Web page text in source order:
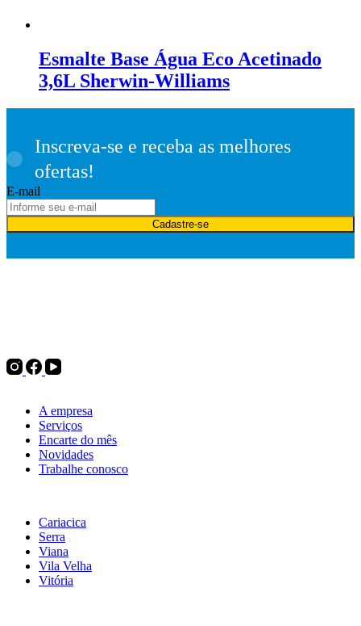
Esmalte Base Água Eco Acetinado
3,6L Sherwin-Williams
Inscreva-se e receba as melhores
ofertas!
E-mail
Cadastre-se
A empresa
Serviços
Encarte do mês
Novidades
Trabalhe conosco
Cariacica
Serra
Viana
Vila Velha
Vitória